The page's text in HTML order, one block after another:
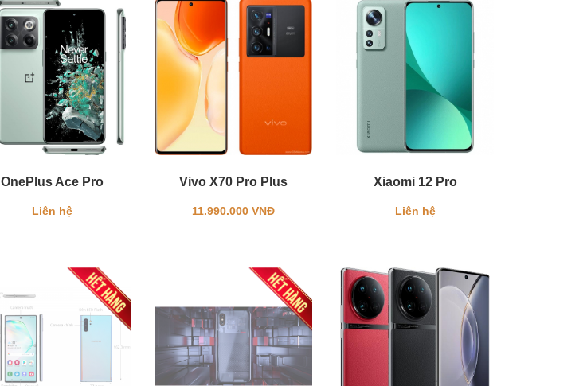
OnePlus Ace Pro
Liên hệ
Vivo X70 Pro Plus
11.990.000 VNĐ
Xiaomi 12 Pro
Liên hệ